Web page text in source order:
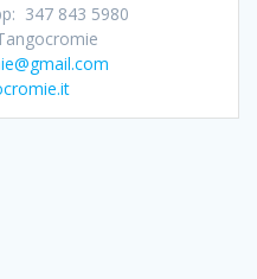
347 843 5980